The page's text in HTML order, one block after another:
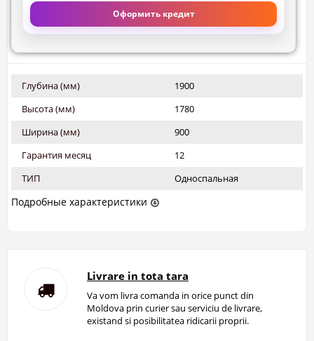
Оформить кредит
Глубина (мм)
1900
Высота (мм)
1780
Ширина (мм)
900
Гарантия месяц
12
ТИП
Односпальная
Подробные характеристики
Livrare in tota tara
Va vom livra comanda in orice punct din
Moldova prin curier sau serviciu de livrare,
existand si posibilitatea ridicarii proprii.